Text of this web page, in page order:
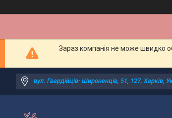
Зараз компанія не може швидко
вул. Гвардійців- Широненців, 51, 127, Харків,